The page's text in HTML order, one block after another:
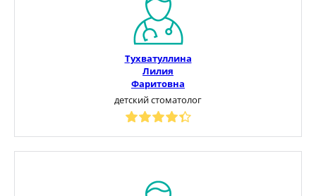
Тухватуллина
Лилия
Фаритовна
детский стоматолог